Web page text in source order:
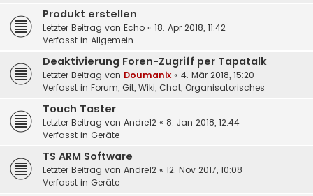
Produkt erstellen
Letzter Beitrag von Echo « 18. Apr 2018, 11:42
Verfasst in Allgemein
Deaktivierung Foren-Zugriff per Tapatalk
Letzter Beitrag von Doumanix « 4. Mär 2018, 15:20
Verfasst in Forum, Git, Wiki, Chat, Organisatorisches
Touch Taster
Letzter Beitrag von Andre12 « 8. Jan 2018, 12:44
Verfasst in Geräte
TS ARM Software
Letzter Beitrag von Andre12 « 12. Nov 2017, 10:08
Verfasst in Geräte